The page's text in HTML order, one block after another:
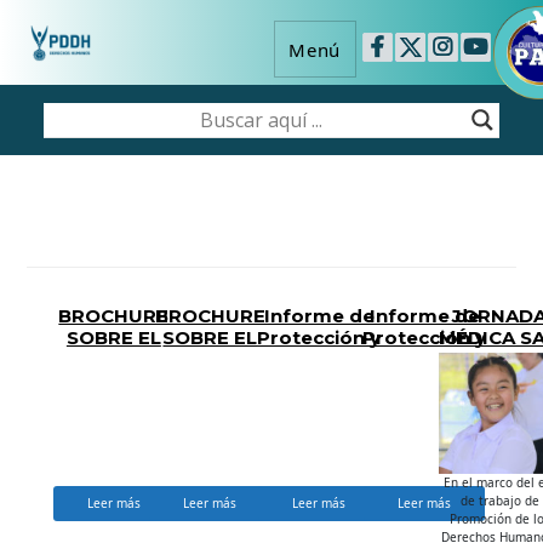
Menú
BROCHURE
SOBRE EL
Leer más
BROCHURE
SOBRE EL
Leer más
Informe de
Protección y
Leer más
Informe de
Protección y
Promoción de
Derechos
Humanos/Marzo
2026
Leer más
MÉDICA
En el marco del
de trabajo de
Promoción de
Derechos